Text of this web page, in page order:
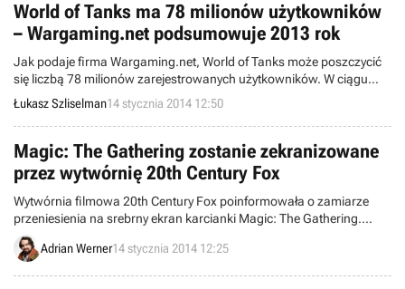
World of Tanks ma 78 milionów użytkowników
– Wargaming.net podsumowuje 2013 rok
Jak podaje firma Wargaming.net, World of Tanks może poszczycić
się liczbą 78 milionów zarejestrowanych użytkowników. W ciągu
2013 roku liczba ta wzrosła o 73%. Sprawdźcie, jakimi jeszcze
danymi chwalą się twórcy.
Łukasz Szliselman14 stycznia 2014 12:50
Magic: The Gathering zostanie zekranizowane
przez wytwórnię 20th Century Fox
Wytwórnia filmowa 20th Century Fox poinformowała o zamiarze
przeniesienia na srebrny ekran karcianki Magic: The Gathering.
Firma ma ambicję stworzenia wysokobudżetowego cyklu kinowego,
który popularnością dorówna takim seriom jak Harry Potter czy
Adrian Werner14 stycznia 2014 12:25